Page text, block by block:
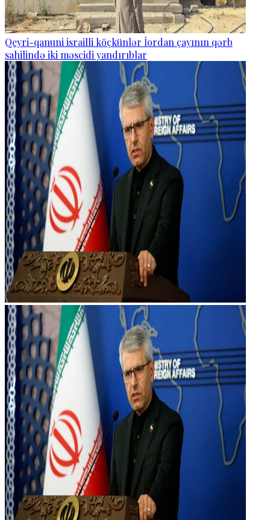
Qeyri-qanuni israilli köçkünlər İordan çayının qərb
sahilində iki məscidi yandırıblar